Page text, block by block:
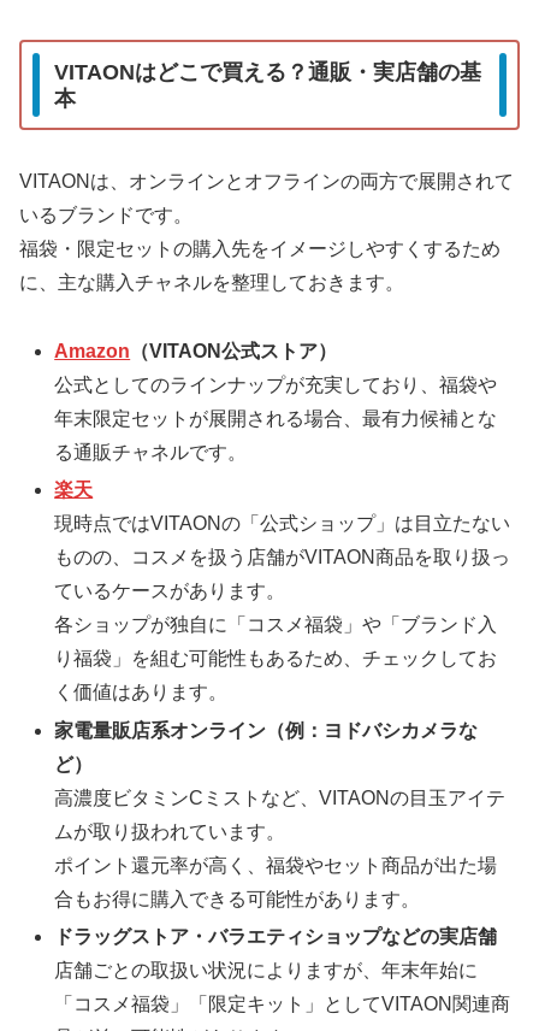
VITAONはどこで買える？通販・実店舗の基
本
VITAONは、オンラインとオフラインの両方で展開されて
いるブランドです。
福袋・限定セットの購入先をイメージしやすくするため
に、主な購入チャネルを整理しておきます。
Amazon （VITAON公式ストア）
公式としてのラインナップが充実しており、福袋や
年末限定セットが展開される場合、最有力候補とな
る通販チャネルです。
楽天
現時点ではVITAONの「公式ショップ」は目立たない
ものの、コスメを扱う店舗がVITAON商品を取り扱っ
ているケースがあります。
各ショップが独自に「コスメ福袋」や「ブランド入
り福袋」を組む可能性もあるため、チェックしてお
く価値はあります。
家電量販店系オンライン（例：ヨドバシカメラな
ど）
高濃度ビタミンCミストなど、VITAONの目玉アイテ
ムが取り扱われています。
ポイント還元率が高く、福袋やセット商品が出た場
合もお得に購入できる可能性があります。
ドラッグストア・バラエティショップなどの実店舗
店舗ごとの取扱い状況によりますが、年末年始に
「コスメ福袋」「限定キット」としてVITAON関連商